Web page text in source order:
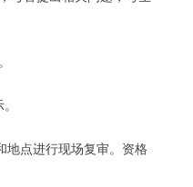
点进行现场复审。资格